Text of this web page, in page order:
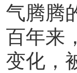
气腾腾
百年来
变化，